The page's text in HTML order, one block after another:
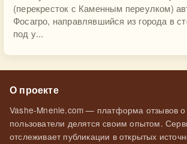
(перекресток с Каменным переулком)
Фосагро, направлявшийся из города в
под у...
О проекте
Vashe-Mnenie.com — платформа отзывов о
пользователи делятся своим опытом.
отслеживает публикации в открытых